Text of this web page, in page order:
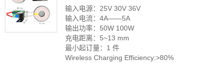
输入电源：25V 30V 36V
输入电流：4A——5A
输出功率：50W 100W
充电距离：5~13 mm
最小起订量：1 件
Wireless Charging Efficiency:>80%